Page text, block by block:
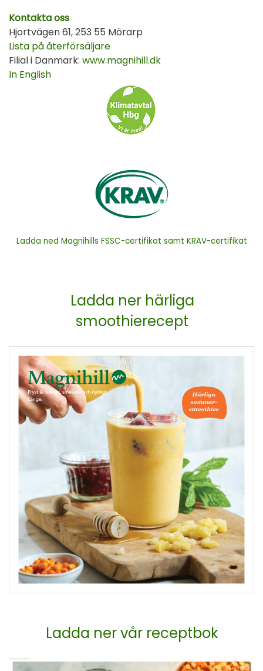
Kontakta oss
Hjortvägen 61, 253 55 Mörarp
Lista på återförsäljare
Filial i Danmark: www.magnihill.dk
In English
Ladda ned Magnihills FSSC-certifikat samt KRAV-certifikat
Ladda ner härliga
smoothierecept
Ladda ner vår receptbok